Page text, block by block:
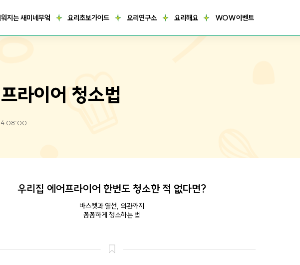
지는 새미네부엌 요리초보가이드 요리연구소 요리해요 WOW이벤트
라이어 청소법
08:00
우리집 에어프라이어 한번도 청소한 적 없다면?
바스켓과 열선, 외관까지
꼼꼼하게 청소하는 법